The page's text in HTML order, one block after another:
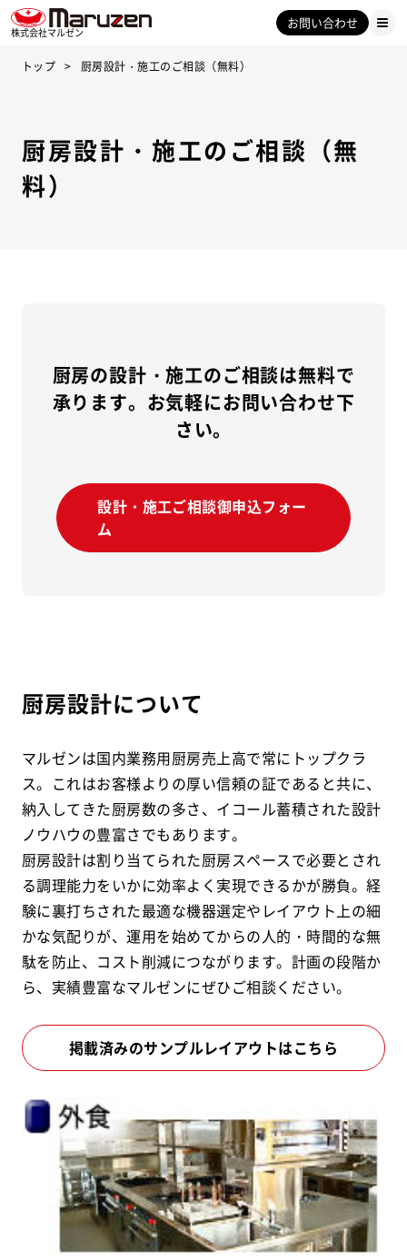
株式会社マルゼン
お問い合わせ
トップ 厨房設計・施工のご相談（無料）
厨房設計・施工のご相談（無
料）
厨房の設計・施工のご相談は無料で
承ります。お気軽にお問い合わせ下
さい。
設計・施工ご相談御申込フォー
ム
厨房設計について
マルゼンは国内業務用厨房売上高で常にトップクラ
ス。これはお客様よりの厚い信頼の証であると共に、
納入してきた厨房数の多さ、イコール蓄積された設計
ノウハウの豊富さでもあります。
厨房設計は割り当てられた厨房スペースで必要とされ
る調理能力をいかに効率よく実現できるかが勝負。経
験に裏打ちされた最適な機器選定やレイアウト上の細
かな気配りが、運用を始めてからの人的・時間的な無
駄を防止、コスト削減につながります。計画の段階か
ら、実績豊富なマルゼンにぜひご相談ください。
掲載済みのサンプルレイアウトはこちら